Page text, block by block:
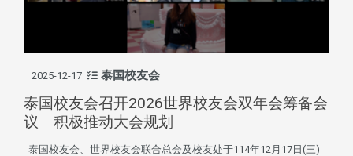
2025-12-17 泰国校友会
泰国校友会召开2026世界校友会双年会筹备会
议 积极推动大会规划
泰国校友会、世界校友会联合总会及校友处于114年12月17日(三)